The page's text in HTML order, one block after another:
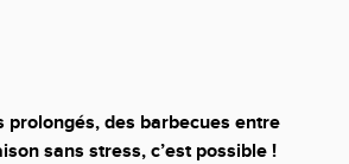
des barbecues entre
sans stress, c’est possible !